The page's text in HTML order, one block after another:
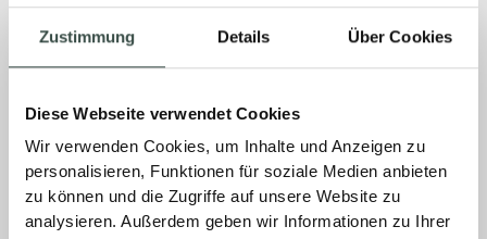
Zustimmung Details Über Cookies
Diese Webseite verwendet Cookies
Wir verwenden Cookies, um Inhalte und Anzeigen zu
personalisieren, Funktionen für soziale Medien anbieten
zu können und die Zugriffe auf unsere Website zu
analysieren. Außerdem geben wir Informationen zu Ihrer
KATALOG
da! Überzeugen Sie sich von unserem
Stilrichtungen und Ausführung. Erfahren Sie
mehr im digitalen Türen-Katalog.